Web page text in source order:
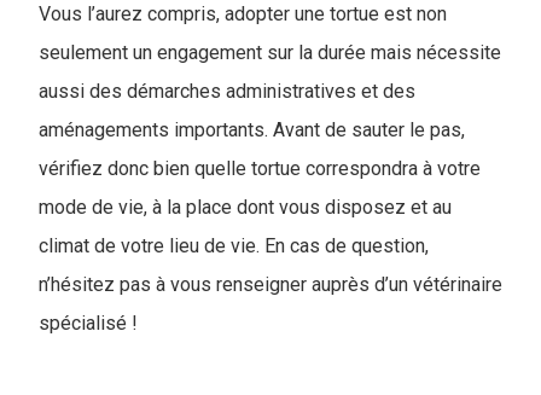
Vous l’aurez compris, adopter une tortue est non
seulement un engagement sur la durée mais nécessite
aussi des démarches administratives et des
aménagements importants. Avant de sauter le pas,
vérifiez donc bien quelle tortue correspondra à votre
mode de vie, à la place dont vous disposez et au
climat de votre lieu de vie. En cas de question,
n’hésitez pas à vous renseigner auprès d’un vétérinaire
spécialisé !